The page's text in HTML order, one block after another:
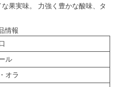
果実味。 力強く豊かな酸味、タ
情報
ル
オラ